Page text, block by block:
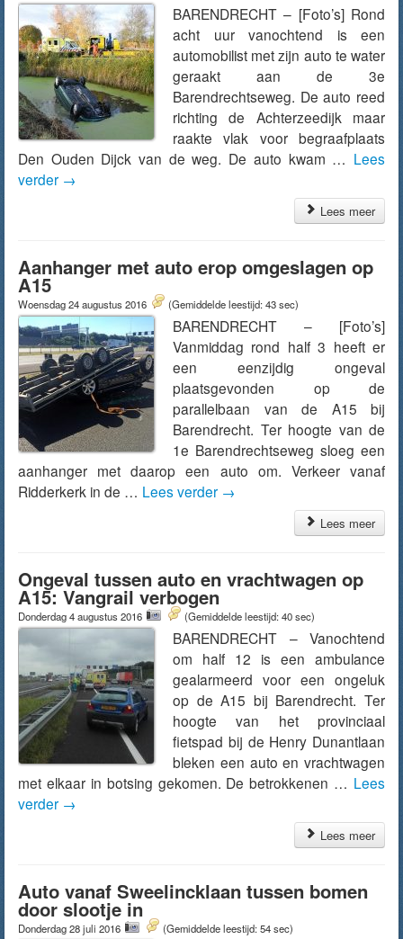
BARENDRECHT – [Foto’s] Rond
acht uur vanochtend is een
automobilist met zijn auto te water
geraakt aan de 3e
Barendrechtseweg. De auto reed
richting de Achterzeedijk maar
raakte vlak voor begraafplaats
Den Ouden Dijck van de weg. De auto kwam … Lees
verder →
Lees meer
Aanhanger met auto erop omgeslagen op
A15
Woensdag 24 augustus 2016 (Gemiddelde leestijd: 43 sec)
BARENDRECHT – [Foto’s]
Vanmiddag rond half 3 heeft er
een eenzijdig ongeval
plaatsgevonden op de
parallelbaan van de A15 bij
Barendrecht. Ter hoogte van de
1e Barendrechtseweg sloeg een
aanhanger met daarop een auto om. Verkeer vanaf
Ridderkerk in de … Lees verder →
Lees meer
Ongeval tussen auto en vrachtwagen op
A15: Vangrail verbogen
Donderdag 4 augustus 2016 (Gemiddelde leestijd: 40 sec)
BARENDRECHT – Vanochtend
om half 12 is een ambulance
gealarmeerd voor een ongeluk
op de A15 bij Barendrecht. Ter
hoogte van het provinciaal
fietspad bij de Henry Dunantlaan
bleken een auto en vrachtwagen
met elkaar in botsing gekomen. De betrokkenen … Lees
verder →
Lees meer
Auto vanaf Sweelincklaan tussen bomen
door slootje in
Donderdag 28 juli 2016 (Gemiddelde leestijd: 54 sec)